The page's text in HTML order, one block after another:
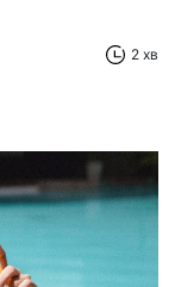
2 хв